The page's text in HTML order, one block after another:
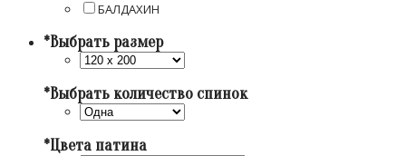
БАЛДАХИН
*Выбрать размер
*Выбрать количество спинок
*Цвета патина